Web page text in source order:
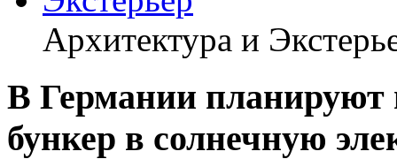
Архитектура и
В Германии планируют
бункер в солнечную